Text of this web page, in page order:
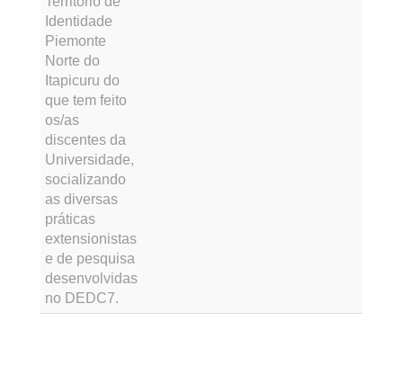
Identidade
Piemonte
Norte do
Itapicuru do
que tem feito
os/as
discentes da
Universidade,
socializando
as diversas
práticas
extensionistas
e de pesquisa
desenvolvidas
no DEDC7.